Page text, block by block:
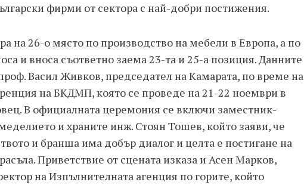
фирми от сектора с най-добри постижения.
на 26-о място по производство на мебели в Европа, а по
и вноса съответно заема 23-та и 25-а позиция. Данните
Васил Живков, председател на Камарата, по време на
на БКДМП, която се проведе на 21-22 ноември в
В официалната церемония се включи заместник-
и храните инж. Стоян Тошев, който заяви, че
и бранша има добър диалог и целта е постигане на
Приветствие от сцената изказа и Асен Марков,
на Изпълнителната агенция по горите, който